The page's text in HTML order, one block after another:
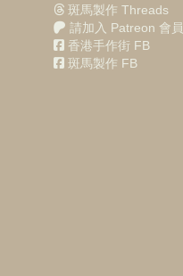
斑馬製作 Threads
請加入 Patreon 會員
香港手作街 FB
斑馬製作 FB